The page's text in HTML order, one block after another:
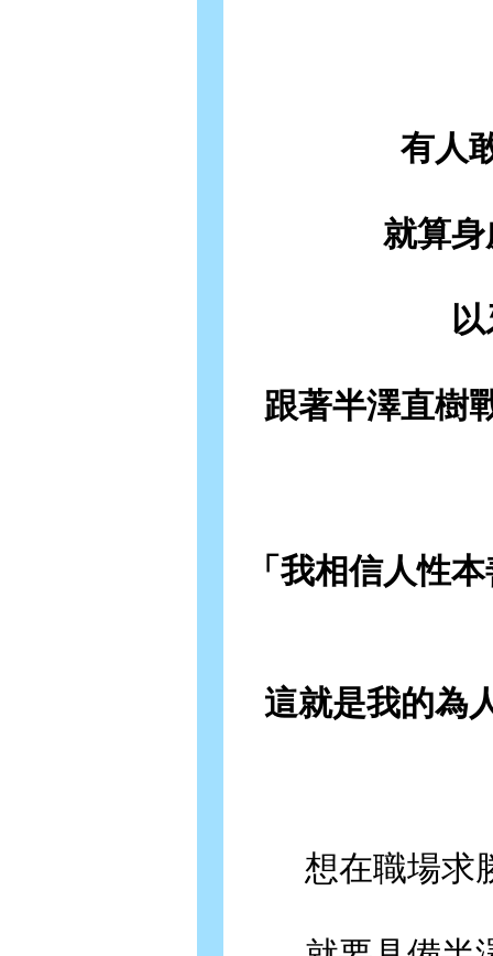
有人
就算
跟著半澤直樹
「我相信人性
這就是我的為
想在職場求